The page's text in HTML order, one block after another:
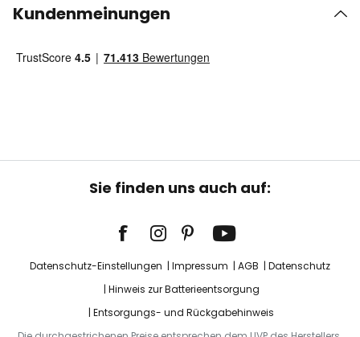
Kundenmeinungen
Sie finden uns auch auf:
Datenschutz-Einstellungen Impressum AGB
Datenschutz
Hinweis zur Batterieentsorgung
Entsorgungs- und Rückgabehinweis